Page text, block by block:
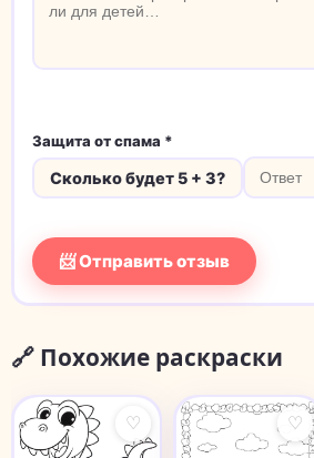
Защита от спама *
Сколько будет 5 + 3?
📨 Отправить отзыв
🔗 Похожие раскраски
♡ ♡